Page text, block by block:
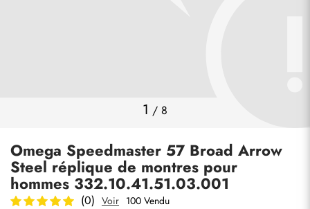
1 / 8
Omega Speedmaster 57 Broad Arrow
Steel réplique de montres pour
hommes 332.10.41.51.03.001
(0) Voir 100 Vendu